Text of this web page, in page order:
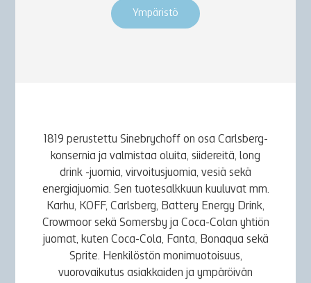
Ympäristö
1819 perustettu Sinebrychoff on osa Carlsberg-
konsernia ja valmistaa oluita, siidereitä, long
drink -juomia, virvoitusjuomia, vesiä sekä
energiajuomia. Sen tuotesalkkuun kuuluvat mm.
Karhu, KOFF, Carlsberg, Battery Energy Drink,
Crowmoor sekä Somersby ja Coca-Colan yhtiön
juomat, kuten Coca-Cola, Fanta, Bonaqua sekä
Sprite. Henkilöstön monimuotoisuus,
vuorovaikutus asiakkaiden ja ympäröivän